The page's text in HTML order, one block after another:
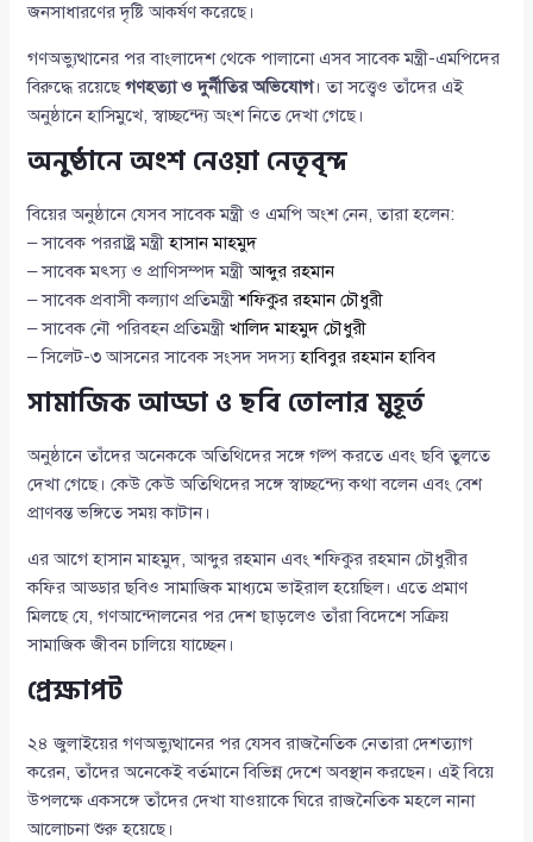
জনসাধারণের দৃষ্টি আকর্ষণ করেছে।
গণঅভ্যুত্থানের পর বাংলাদেশ থেকে পালানো এসব সাবেক মন্ত্রী-এমপিদের
বিরুদ্ধে রয়েছেগণহত্যা ও দুর্নীতির অভিযোগ। তা সত্ত্বেও তাঁদের এই
অনুষ্ঠানে হাসিমুখে, স্বাচ্ছন্দ্যে অংশ নিতে দেখা গেছে।
অনুষ্ঠানে অংশ নেওয়া নেতৃবৃন্দ
বিয়ের অনুষ্ঠানে যেসব সাবেক মন্ত্রী ও এমপি অংশ নেন, তারা হলেন:
– সাবেক পররাষ্ট্র মন্ত্রীহাসান মাহমুদ
– সাবেক মৎস্য ও প্রাণিসম্পদ মন্ত্রীআব্দুর রহমান
– সাবেক প্রবাসী কল্যাণ প্রতিমন্ত্রীশফিকুর রহমান চৌধুরী
– সাবেক নৌ পরিবহন প্রতিমন্ত্রীখালিদ মাহমুদ চৌধুরী
– সিলেট-৩ আসনের সাবেক সংসদ সদস্যহাবিবুর রহমান হাবিব
সামাজিক আড্ডা ও ছবি তোলার মুহূর্ত
অনুষ্ঠানে তাঁদের অনেককে অতিথিদের সঙ্গে গল্প করতে এবং ছবি তুলতে
দেখা গেছে। কেউ কেউ অতিথিদের সঙ্গে স্বাচ্ছন্দ্যে কথা বলেন এবং বেশ
প্রাণবন্ত ভঙ্গিতে সময় কাটান।
এর আগে হাসান মাহমুদ, আব্দুর রহমান এবং শফিকুর রহমান চৌধুরীর
কফির আড্ডার ছবিও সামাজিক মাধ্যমে ভাইরাল হয়েছিল। এতে প্রমাণ
মিলছে যে, গণআন্দোলনের পর দেশ ছাড়লেও তাঁরা বিদেশে সক্রিয়
সামাজিক জীবন চালিয়ে যাচ্ছেন।
প্রেক্ষাপট
২৪ জুলাইয়ের গণঅভ্যুত্থানের পর যেসব রাজনৈতিক নেতারা দেশত্যাগ
করেন, তাঁদের অনেকেই বর্তমানে বিভিন্ন দেশে অবস্থান করছেন। এই বিয়ে
উপলক্ষে একসঙ্গে তাঁদের দেখা যাওয়াকে ঘিরে রাজনৈতিক মহলে নানা
আলোচনা শুরু হয়েছে।